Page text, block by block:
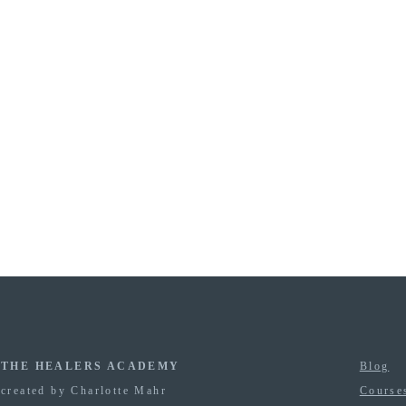
THE HEALERS ACADEMY
created by Charlotte Mahr
Blog